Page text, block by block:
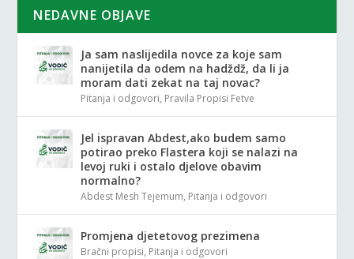
NEDAVNE OBJAVE
Ja sam naslijedila novce za koje sam
nanijetila da odem na hadždž, da li ja
moram dati zekat na taj novac?
Pitanja i odgovori, Pravila Propisi Fetve
Jel ispravan Abdest,ako budem samo
potirao preko Flastera koji se nalazi na
levoj ruki i ostalo djelove obavim
normalno?
Abdest Mesh Tejemum, Pitanja i odgovori
Promjena djetetovog prezimena
Bračni propisi, Pitanja i odgovori